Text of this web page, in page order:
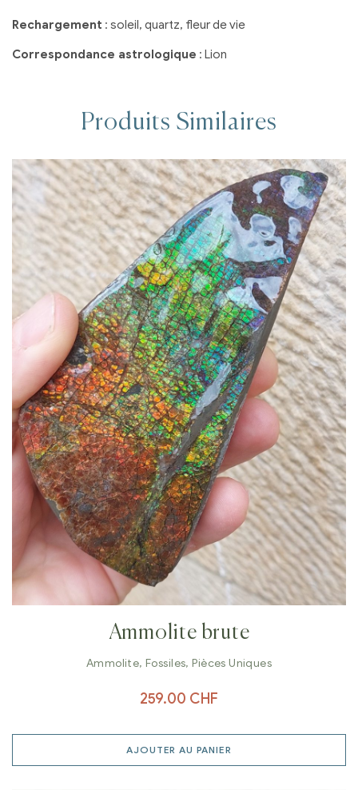
Rechargement : soleil, quartz, fleur de vie
Correspondance astrologique : Lion
Produits Similaires
Ammolite brute
Ammolite,Fossiles,Pièces Uniques
259.00 CHF
AJOUTER AU PANIER